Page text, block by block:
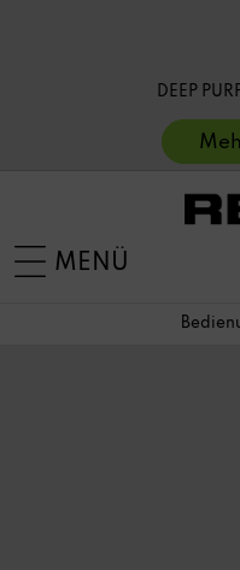
DEEP
MENÜ